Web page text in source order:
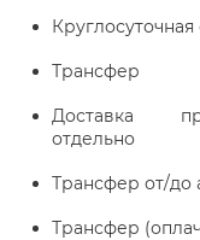
Трансфер
Доставка
отдельно
Трансфер от/до
Трансфер